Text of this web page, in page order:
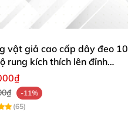
vật giả cao cấp dây đeo 10
rung kích thích lên đỉnh
-11%
(65)